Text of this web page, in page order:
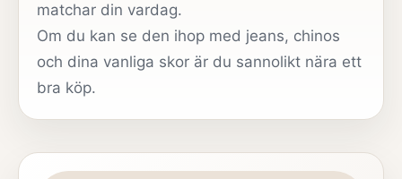
matchar din vardag.
Om du kan se den ihop med jeans, chinos
och dina vanliga skor är du sannolikt nära ett
bra köp.